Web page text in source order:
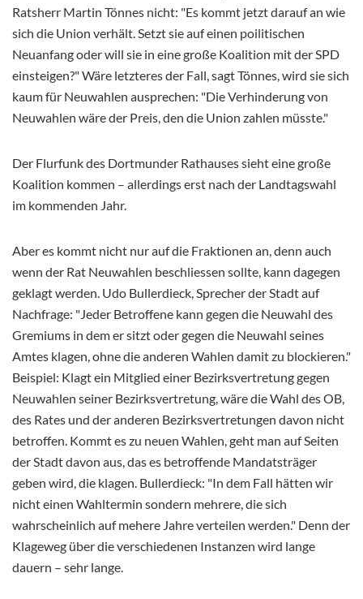
Ratsherr Martin Tönnes nicht: "Es kommt jetzt darauf an wie
sich die Union verhält. Setzt sie auf einen poilitischen
Neuanfang oder will sie in eine große Koalition mit der SPD
einsteigen?" Wäre letzteres der Fall, sagt Tönnes, wird sie sich
kaum für Neuwahlen ausprechen: "Die Verhinderung von
Neuwahlen wäre der Preis, den die Union zahlen müsste."
Der Flurfunk des Dortmunder Rathauses sieht eine große
Koalition kommen – allerdings erst nach der Landtagswahl
im kommenden Jahr.
Aber es kommt nicht nur auf die Fraktionen an, denn auch
wenn der Rat Neuwahlen beschliessen sollte, kann dagegen
geklagt werden. Udo Bullerdieck, Sprecher der Stadt auf
Nachfrage: "Jeder Betroffene kann gegen die Neuwahl des
Gremiums in dem er sitzt oder gegen die Neuwahl seines
Amtes klagen, ohne die anderen Wahlen damit zu blockieren."
Beispiel: Klagt ein Mitglied einer Bezirksvertretung gegen
Neuwahlen seiner Bezirksvertretung, wäre die Wahl des OB,
des Rates und der anderen Bezirksvertretungen davon nicht
betroffen. Kommt es zu neuen Wahlen, geht man auf Seiten
der Stadt davon aus, das es betroffende Mandatsträger
geben wird, die klagen. Bullerdieck: "In dem Fall hätten wir
nicht einen Wahltermin sondern mehrere, die sich
wahrscheinlich auf mehere Jahre verteilen werden." Denn der
Klageweg über die verschiedenen Instanzen wird lange
dauern – sehr lange.